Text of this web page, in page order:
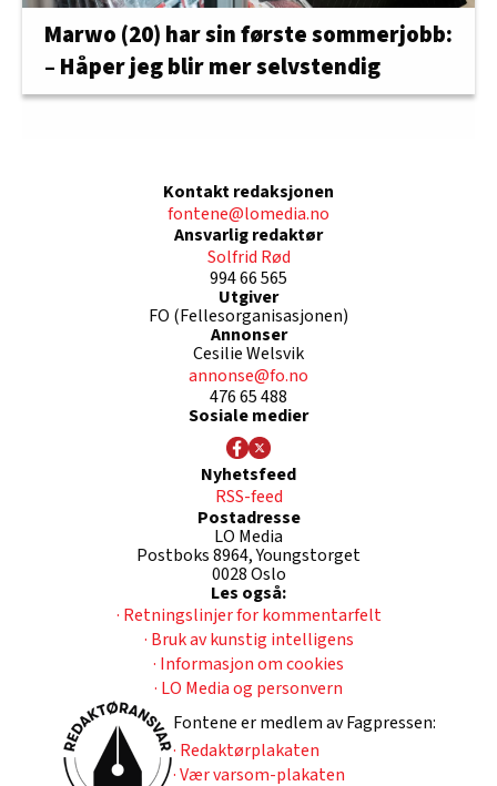
Marwo (20) har sin første sommerjobb:
– Håper jeg blir mer selvstendig
Kontakt redaksjonen
fontene@lomedia.no
Ansvarlig redaktør
Solfrid Rød
994 66 565
Utgiver
FO (Fellesorganisasjonen)
Annonser
Cesilie Welsvik
annonse@fo.no
476 65 488
Sosiale medier
Nyhetsfeed
RSS-feed
Postadresse
LO Media
Postboks 8964, Youngstorget
0028 Oslo
Les også:
· Retningslinjer for kommentarfelt
· Bruk av kunstig intelligens
· Informasjon om cookies
· LO Media og personvern
Fontene er medlem av Fagpressen:
· Redaktørplakaten
· Vær varsom-plakaten